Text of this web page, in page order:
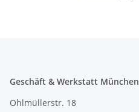
Geschäft & Werkstatt München
Ohlmüllerstr. 18